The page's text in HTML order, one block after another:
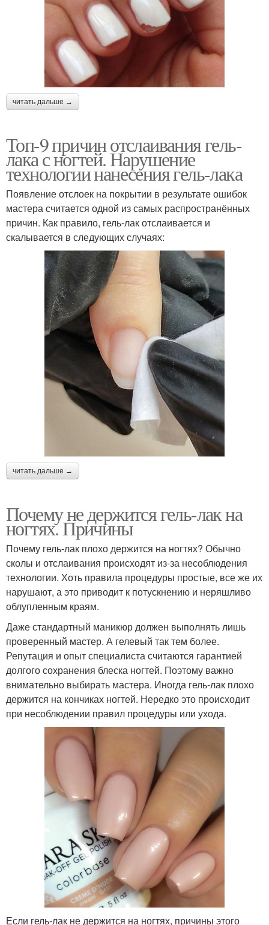
читать дальше →
Топ-9 причин отслаивания гель-
лака с ногтей. Нарушение
технологии нанесения гель-лака
Появление отслоек на покрытии в результате ошибок
мастера считается одной из самых распространённых
причин. Как правило, гель-лак отслаивается и
скалывается в следующих случаях:
читать дальше →
Почему не держится гель-лак на
ногтях. Причины
Почему гель-лак плохо держится на ногтях? Обычно
сколы и отслаивания происходят из-за несоблюдения
технологии. Хоть правила процедуры простые, все же их
нарушают, а это приводит к потускнению и неряшливо
облупленным краям.
Даже стандартный маникюр должен выполнять лишь
проверенный мастер. А гелевый так тем более.
Репутация и опыт специалиста считаются гарантией
долгого сохранения блеска ногтей. Поэтому важно
внимательно выбирать мастера. Иногда гель-лак плохо
держится на кончиках ногтей. Нередко это происходит
при несоблюдении правил процедуры или ухода.
Если гель-лак не держится на ногтях, причины этого